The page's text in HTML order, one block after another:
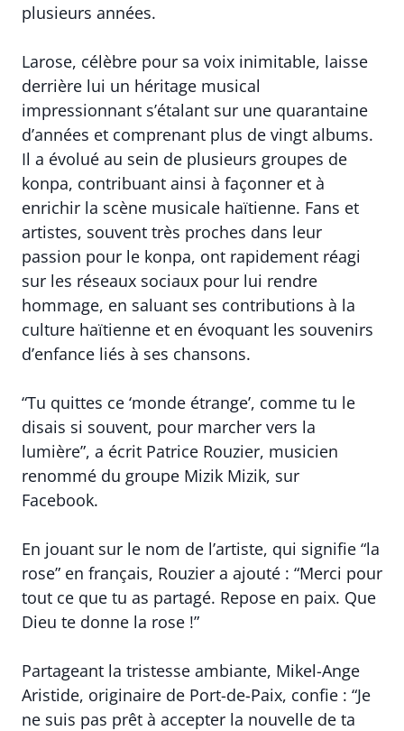
plusieurs années.
Larose, célèbre pour sa voix inimitable, laisse
derrière lui un héritage musical
impressionnant s’étalant sur une quarantaine
d’années et comprenant plus de vingt albums.
Il a évolué au sein de plusieurs groupes de
konpa, contribuant ainsi à façonner et à
enrichir la scène musicale haïtienne. Fans et
artistes, souvent très proches dans leur
passion pour le konpa, ont rapidement réagi
sur les réseaux sociaux pour lui rendre
hommage, en saluant ses contributions à la
culture haïtienne et en évoquant les souvenirs
d’enfance liés à ses chansons.
“Tu quittes ce ‘monde étrange’, comme tu le
disais si souvent, pour marcher vers la
lumière”, a écrit Patrice Rouzier, musicien
renommé du groupe Mizik Mizik, sur
Facebook.
En jouant sur le nom de l’artiste, qui signifie “la
rose” en français, Rouzier a ajouté : “Merci pour
tout ce que tu as partagé. Repose en paix. Que
Dieu te donne la rose !”
Partageant la tristesse ambiante, Mikel-Ange
Aristide, originaire de Port-de-Paix, confie : “Je
ne suis pas prêt à accepter la nouvelle de ta